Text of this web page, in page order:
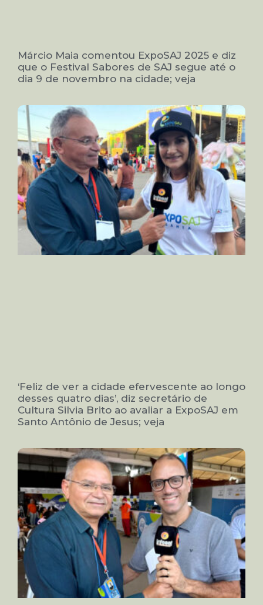
Márcio Maia comentou ExpoSAJ 2025 e diz
que o Festival Sabores de SAJ segue até o
dia 9 de novembro na cidade; veja
‘Feliz de ver a cidade efervescente ao longo
desses quatro dias’, diz secretário de
Cultura Silvia Brito ao avaliar a ExpoSAJ em
Santo Antônio de Jesus; veja